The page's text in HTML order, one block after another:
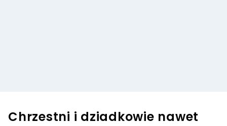
Chrzestni i dziadkowie nawet